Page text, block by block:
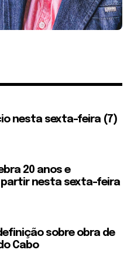
nesta sexta-feira (7)
20 anos e
partir nesta sexta-feira
sobre obra de
Cabo